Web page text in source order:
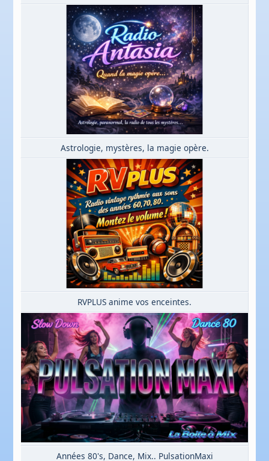
Astrologie, mystères, la magie opère.
RVPLUS anime vos enceintes.
Années 80's, Dance, Mix.. PulsationMaxi